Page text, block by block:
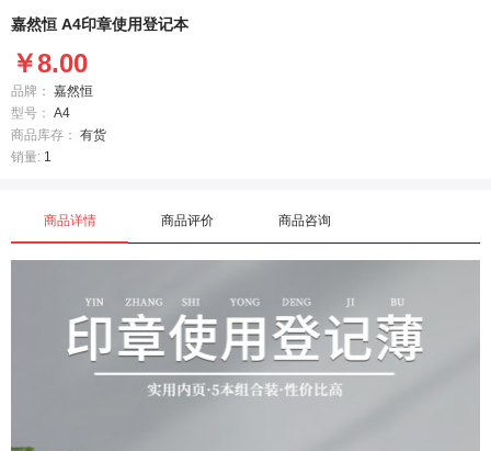
嘉然恒 A4印章使用登记本
￥8.00
品牌： 嘉然恒
型号： A4
商品库存： 有货
销量: 1
商品详情 商品评价 商品咨询